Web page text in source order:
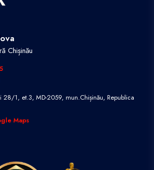
Chișinău
28/1, et.3, MD-2059, mun.Chișinău, Republica
Maps